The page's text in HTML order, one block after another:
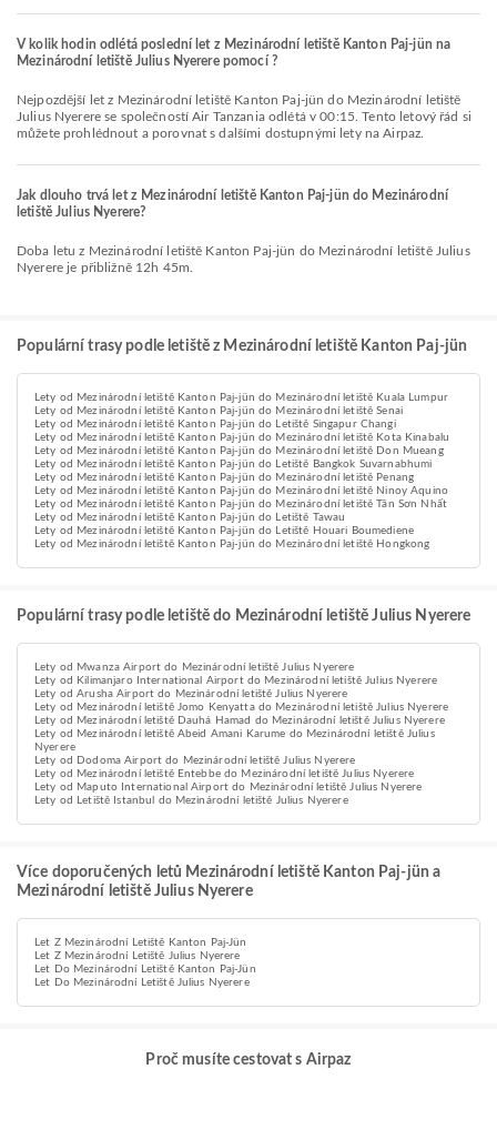
V kolik hodin odlétá poslední let z Mezinárodní letiště Kanton Paj-jün na
Mezinárodní letiště Julius Nyerere pomocí ?
Nejpozdější let z Mezinárodní letiště Kanton Paj-jün do Mezinárodní letiště
Julius Nyerere se společností Air Tanzania odlétá v 00:15. Tento letový řád si
můžete prohlédnout a porovnat s dalšími dostupnými lety na Airpaz.
Jak dlouho trvá let z Mezinárodní letiště Kanton Paj-jün do Mezinárodní
letiště Julius Nyerere?
Doba letu z Mezinárodní letiště Kanton Paj-jün do Mezinárodní letiště Julius
Nyerere je přibližně 12h 45m.
Populární trasy podle letiště z Mezinárodní letiště Kanton Paj-jün
Lety od Mezinárodní letiště Kanton Paj-jün do Mezinárodní letiště Kuala Lumpur
Lety od Mezinárodní letiště Kanton Paj-jün do Mezinárodní letiště Senai
Lety od Mezinárodní letiště Kanton Paj-jün do Letiště Singapur Changi
Lety od Mezinárodní letiště Kanton Paj-jün do Mezinárodní letiště Kota Kinabalu
Lety od Mezinárodní letiště Kanton Paj-jün do Mezinárodní letiště Don Mueang
Lety od Mezinárodní letiště Kanton Paj-jün do Letiště Bangkok Suvarnabhumi
Lety od Mezinárodní letiště Kanton Paj-jün do Mezinárodní letiště Penang
Lety od Mezinárodní letiště Kanton Paj-jün do Mezinárodní letiště Ninoy Aquino
Lety od Mezinárodní letiště Kanton Paj-jün do Mezinárodní letiště Tân Sơn Nhất
Lety od Mezinárodní letiště Kanton Paj-jün do Letiště Tawau
Lety od Mezinárodní letiště Kanton Paj-jün do Letiště Houari Boumediene
Lety od Mezinárodní letiště Kanton Paj-jün do Mezinárodní letiště Hongkong
Populární trasy podle letiště do Mezinárodní letiště Julius Nyerere
Lety od Mwanza Airport do Mezinárodní letiště Julius Nyerere
Lety od Kilimanjaro International Airport do Mezinárodní letiště Julius Nyerere
Lety od Arusha Airport do Mezinárodní letiště Julius Nyerere
Lety od Mezinárodní letiště Jomo Kenyatta do Mezinárodní letiště Julius Nyerere
Lety od Mezinárodní letiště Dauhá Hamad do Mezinárodní letiště Julius Nyerere
Lety od Mezinárodní letiště Abeid Amani Karume do Mezinárodní letiště Julius
Nyerere
Lety od Dodoma Airport do Mezinárodní letiště Julius Nyerere
Lety od Mezinárodní letiště Entebbe do Mezinárodní letiště Julius Nyerere
Lety od Maputo International Airport do Mezinárodní letiště Julius Nyerere
Lety od Letiště Istanbul do Mezinárodní letiště Julius Nyerere
Více doporučených letů Mezinárodní letiště Kanton Paj-jün a
Mezinárodní letiště Julius Nyerere
Let Z Mezinárodní Letiště Kanton Paj-Jün
Let Z Mezinárodní Letiště Julius Nyerere
Let Do Mezinárodní Letiště Kanton Paj-Jün
Let Do Mezinárodní Letiště Julius Nyerere
Proč musíte cestovat s Airpaz